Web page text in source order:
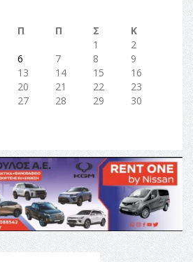
Π Π Σ
Κ
1
2
6 7 8
9
13 14 15
16
20 21 22
23
27 28 29
30